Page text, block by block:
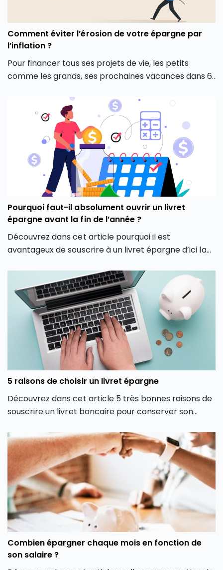
Comment éviter l’érosion de votre épargne par
l’inflation ?
Pour financer tous ses projets de vie, les petits
comme les grands, ses prochaines vacances dans 6
d’années, il est essentiel de se constituer une
épargne solide et à l’abri de l’inflation, que l’on
veillera à investir pour la faire fructifier.
Pourquoi faut-il absolument ouvrir un livret
épargne avant la fin de l’année ?
Découvrez dans cet article pourquoi il est
avantageux de souscrire à un livret épargne d’ici la
de souscrire un livret bancaire dans les mois à venir.
5 raisons de choisir un livret épargne
Découvrez dans cet article 5 très bonnes raisons de
souscrire un livret bancaire pour conserver son
court terme.
Combien épargner chaque mois en fonction de
son salaire ?